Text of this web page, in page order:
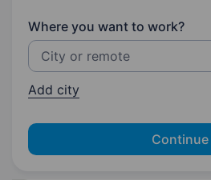
Where you want to work?
Add city
Continue